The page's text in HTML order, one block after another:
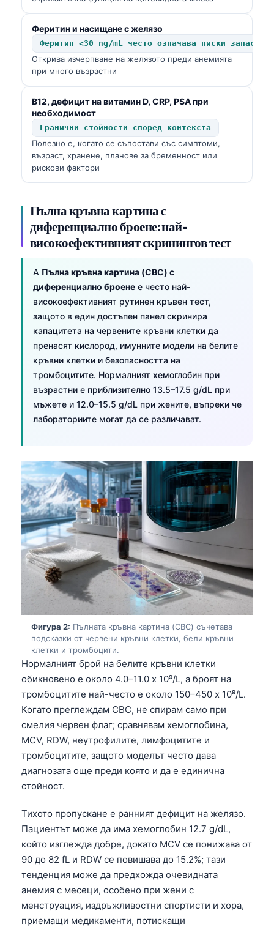
Феритин и насищане с желязо
Феритин <30 ng/mL често означава ниски запаси
Открива изчерпване на желязото преди анемията
при много възрастни
B12, дефицит на витамин D, CRP, PSA при
необходимост
Гранични стойности според контекста
Полезно е, когато се съпостави със симптоми,
възраст, хранене, планове за бременност или
рискови фактори
Пълна кръвна картина с
диференциално броене: най-
високоефективният скринингов тест
A Пълна кръвна картина (CBC) с
диференциално броене е често най-
високоефективният рутинен кръвен тест,
защото в един достъпен панел скринира
капацитета на червените кръвни клетки да
пренасят кислород, имунните модели на белите
кръвни клетки и безопасността на
тромбоцитите. Нормалният хемоглобин при
възрастни е приблизително 13.5–17.5 g/dL при
мъжете и 12.0–15.5 g/dL при жените, въпреки че
лабораториите могат да се различават.
Фигура 2: Пълната кръвна картина (CBC) съчетава
подсказки от червени кръвни клетки, бели кръвни
клетки и тромбоцити.
Нормалният брой на белите кръвни клетки
обикновено е около 4.0–11.0 x 10⁹/L, а броят на
тромбоцитите най-често е около 150–450 x 10⁹/L.
Когато преглеждам CBC, не спирам само при
смелия червен флаг; сравнявам хемоглобина,
MCV, RDW, неутрофилите, лимфоцитите и
тромбоцитите, защото моделът често дава
диагнозата още преди която и да е единична
стойност.
Тихото пропускане е ранният дефицит на желязо.
Пациентът може да има хемоглобин 12.7 g/dL,
който изглежда добре, докато MCV се понижава от
90 до 82 fL и RDW се повишава до 15.2%; тази
тенденция може да предхожда очевидната
анемия с месеци, особено при жени с
менструация, издръжливостни спортисти и хора,
приемащи медикаменти, потискащи